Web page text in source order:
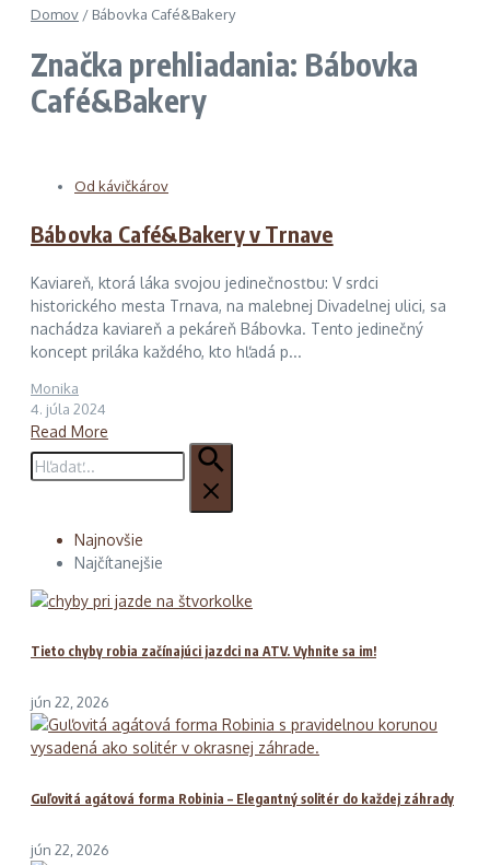
Domov / Bábovka Café&Bakery
Značka prehliadania: Bábovka
Café&Bakery
Od kávičkárov
Bábovka Café&Bakery v Trnave
Kaviareň, ktorá láka svojou jedinečnosťou: V srdci
historického mesta Trnava, na malebnej Divadelnej ulici, sa
nachádza kaviareň a pekáreň Bábovka. Tento jedinečný
koncept priláka každého, kto hľadá p...
Monika
4. júla 2024
Read More
Hľadať:
Najnovšie
Najčítanejšie
Tieto chyby robia začínajúci jazdci na ATV. Vyhnite sa im!
jún 22, 2026
Guľovitá agátová forma Robinia – Elegantný solitér do každej záhrady
jún 22, 2026